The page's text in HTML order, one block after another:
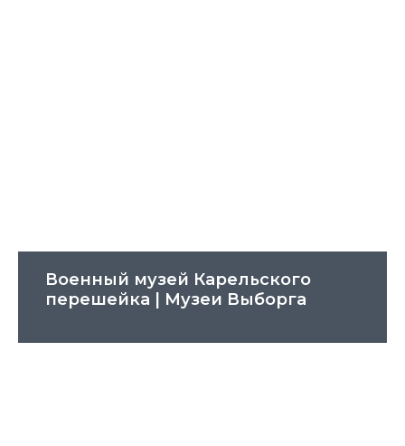
Военный музей Карельского
перешейка | Музеи Выборга